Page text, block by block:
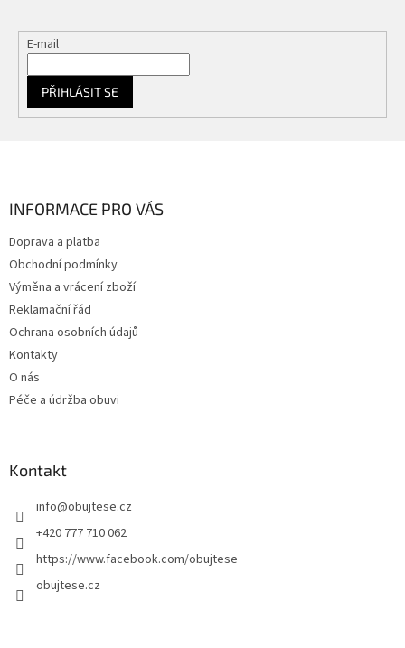
E-mail
PŘIHLÁSIT SE
INFORMACE PRO VÁS
Doprava a platba
Obchodní podmínky
Výměna a vrácení zboží
Reklamační řád
Ochrana osobních údajů
Kontakty
O nás
Péče a údržba obuvi
Kontakt
info@obujtese.cz
+420 777 710 062
https://www.facebook.com/obujtese
obujtese.cz